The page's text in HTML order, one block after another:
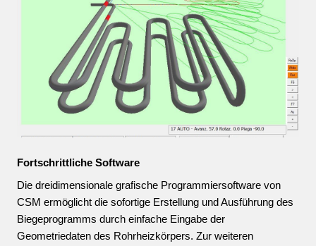
Fortschrittliche Software
Die dreidimensionale grafische Programmiersoftware von
CSM ermöglicht die sofortige Erstellung und Ausführung des
Biegeprogramms durch einfache Eingabe der
Geometriedaten des Rohrheizkörpers. Zur weiteren